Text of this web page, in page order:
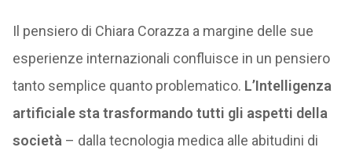
Il pensiero di Chiara Corazza a margine delle sue
esperienze internazionali confluisce in un pensiero
tanto semplice quanto problematico. L’Intelligenza
artificiale sta trasformando tutti gli aspetti della
società – dalla tecnologia medica alle abitudini di